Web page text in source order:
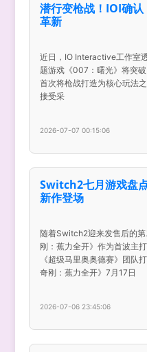
潜行变枪战！IOI确
革新
近日，IO Interactive工作室
题游戏《007：曙光》将突
首次将枪战打造为核心玩法
接受采
2026-07-07 00:15:06
Switch2七月游戏盘
新作登场
随着Switch2迎来发售后的
刚：蕉力全开》作为首波主
《超级马里奥奥德赛》团队
奇刚：蕉力全开》7月17日
2026-07-06 23:45:06